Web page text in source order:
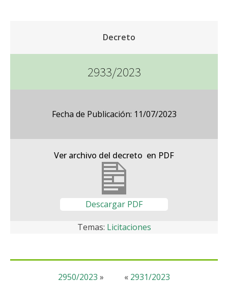
Decreto
2933/2023
Fecha de Publicación: 11/07/2023
Ver archivo del decreto en PDF
Descargar PDF
Temas: Licitaciones
« 2931/2023
2950/2023 »